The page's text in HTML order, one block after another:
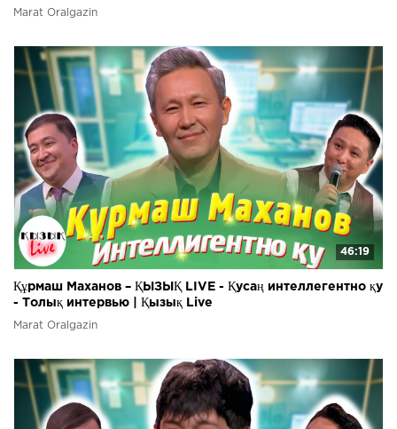
Marat Oralgazin
46:19
Құрмаш Маханов – ҚЫЗЫҚ LIVE - Қусаң интеллегентно қу
- Толық интервью | Қызық Live
Marat Oralgazin